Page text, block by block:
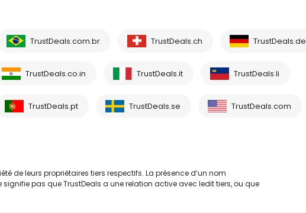
TrustDeals.com.br TrustDeals.ch TrustDeals.de
TrustDeals.co.in TrustDeals.it TrustDeals.li
TrustDeals.pt TrustDeals.se TrustDeals.com
de leurs propriétaires tiers respectifs. La présence d’un nom
pas que TrustDeals a une relation active avec ledit tiers, ou que